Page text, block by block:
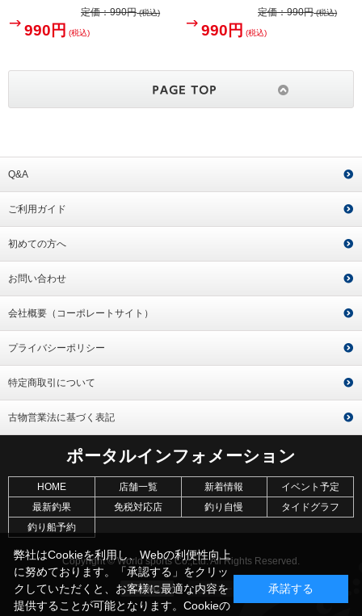
定価：990円(税込)
990円 (税込)
定価：990円(税込)
990円 (税込)
Q&A
ご利用ガイド
初めての方へ
お問い合わせ
会社概要（コーポレートサイト）
プライバシーポリシー
特定商取引について
古物営業法に基づく表記
ポータルインフォメーション
HOME 店舗一覧 新着情報
イベント予定
最新釣果
免税対応店 釣り自慢
タイドグラフ
釣り船予約
Copyright © World sports Co.,Ltd. All Rights Reserved.
弊社はCookieを利用し、Webの利便性向上
に努めております。「承認する」をクリッ
クしていただくと、お客様に最適な内容を
提供することが可能となります。Cookieの
承諾する